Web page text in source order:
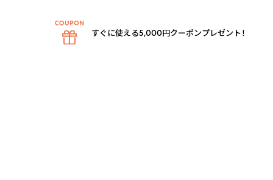
すぐに使える5,000円クーポンプレゼント！